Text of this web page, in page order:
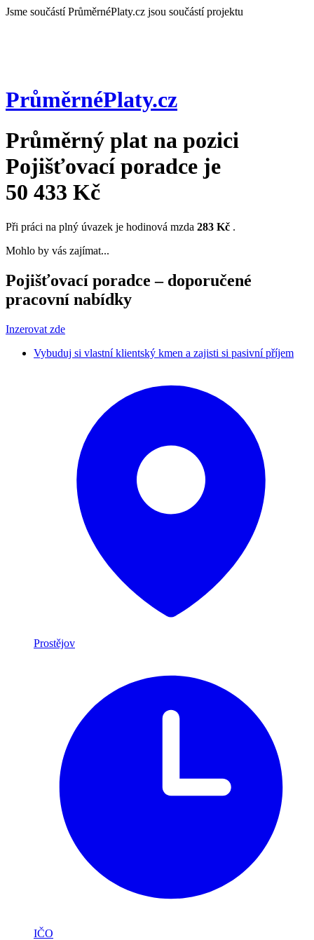
Jsme součástí PrůměrnéPlaty.cz jsou součástí projektu
PrůměrnéPlaty.cz
Průměrný plat na pozici
Pojišťovací poradce je
50 433 Kč
Při práci na plný úvazek je hodinová mzda 283 Kč .
Mohlo by vás zajímat...
Pojišťovací poradce – doporučené
pracovní nabídky
Inzerovat zde
Vybuduj si vlastní klientský kmen a zajisti si pasivní příjem
Prostějov
IČO